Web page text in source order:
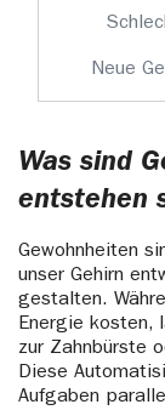
Neue
Was sind
entstehen
Gewohnheiten
unser Gehirn
gestalten.
Energie kosten,
zur Zahnbürste
Diese
Aufgaben